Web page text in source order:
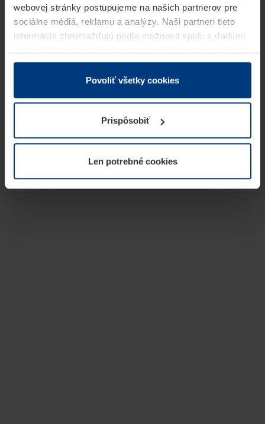
webovej stránky postupujeme na našich partnerov pre
sociálne médiá, reklamu a analýzy. Naši partneri tieto
informácie zhromažďujú podľa možnosti spolu s ďalšími
v rámci Vášho využívania služieb.
Z právneho hľadiska môžeme cookies ukladať na Vašom
prevádzku tejto stránky. Pre všetky ostatné typy cookie
potrebujeme Vaše povolenie. Vaše povolenie môžete
kedykoľvek zmeniť alebo odvolať vo vysvetlení cookie
našej webovej stránky.
Povoliť všetky cookies
Prispôsobiť
Len potrebné cookies